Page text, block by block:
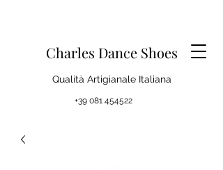
Charles Dance Shoes
Qualità Artigianale Italiana
+39 081 454522